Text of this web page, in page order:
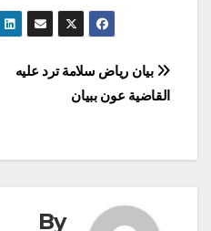
اجتماع البنك المركزي
بحسب مصراوي للمرة
الانتهاء من الدراسة وقرب
انتهاء المبادرة. عمولات
السحب النقدي وكان
تصفّح
المقالات
بيان رياض سلامة ترد عليه
القاضية عون ببيان
By